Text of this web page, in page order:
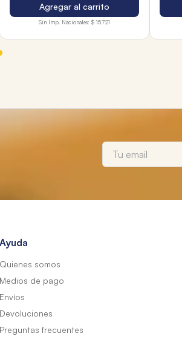
Agregar al carrito
Sin Imp. Nacionales: $ 15.721
Ayuda
Quienes somos
Medios de pago
Envíos
Devoluciones
Preguntas frecuentes